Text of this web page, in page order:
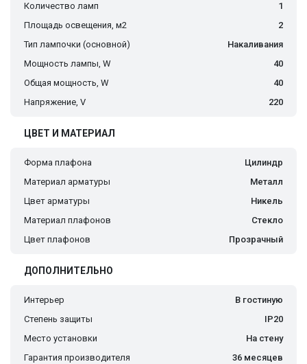
Количество ламп
1
Площадь освещения, м2
2
Тип лампочки (основной)
Накаливания
Мощность лампы, W
40
Общая мощность, W
40
Напряжение, V
220
ЦВЕТ И МАТЕРИАЛ
Форма плафона
Цилиндр
Материал арматуры
Металл
Цвет арматуры
Никель
Материал плафонов
Стекло
Цвет плафонов
Прозрачный
ДОПОЛНИТЕЛЬНО
Интерьер
В гостиную
Степень защиты
IP20
Место установки
На стену
Гарантия производителя
36 месяцев